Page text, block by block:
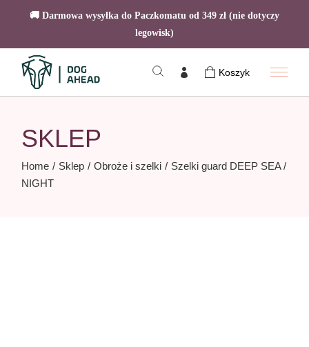
🚚 Darmowa wysyłka do Paczkomatu od 349 zł (nie dotyczy
legowisk)
content
Koszyk
SKLEP
Home Sklep Obroże i szelki
Szelki guard DEEP SEA /
NIGHT